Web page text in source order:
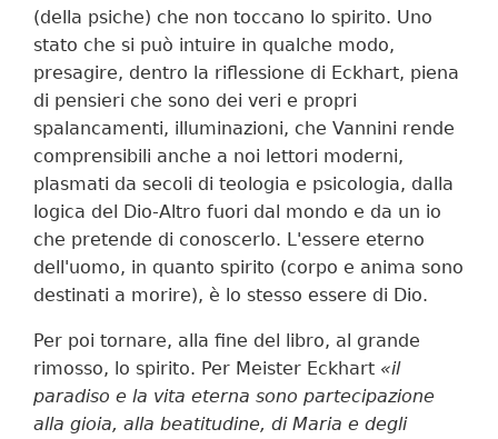
(della psiche) che non toccano lo spirito. Uno
stato che si può intuire in qualche modo,
presagire, dentro la riflessione di Eckhart, piena
di pensieri che sono dei veri e propri
spalancamenti, illuminazioni, che Vannini rende
comprensibili anche a noi lettori moderni,
plasmati da secoli di teologia e psicologia, dalla
logica del Dio-Altro fuori dal mondo e da un io
che pretende di conoscerlo. L'essere eterno
dell'uomo, in quanto spirito (corpo e anima sono
destinati a morire), è lo stesso essere di Dio.
Per poi tornare, alla fine del libro, al grande
rimosso, lo spirito. Per Meister Eckhart «il
paradiso e la vita eterna sono partecipazione
alla gioia, alla beatitudine, di Maria e degli